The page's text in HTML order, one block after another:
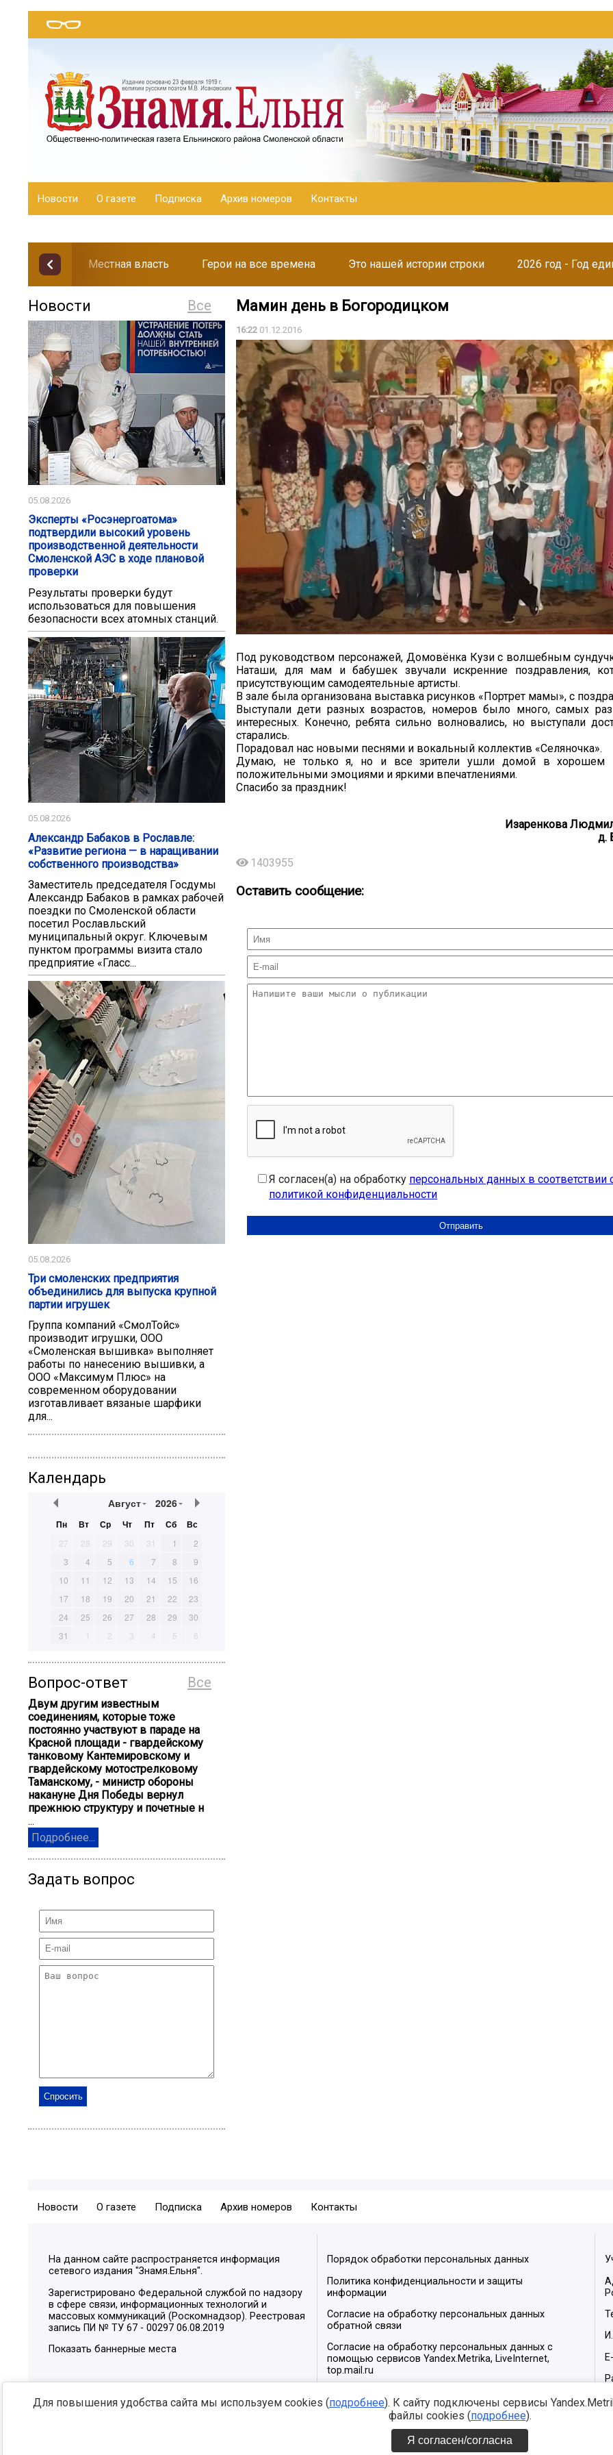
Новости О газете Подписка Архив номеров Контакты
Местная власть Герои на все времена Это нашей истории строки 2026 год - Год
Все
Новости
05.08.2026
Эксперты «Росэнергоатома»
подтвердили высокий уровень
производственной деятельности
Смоленской АЭС в ходе плановой
проверки
Результаты проверки будут
использоваться для повышения
безопасности всех атомных станций.
05.08.2026
Александр Бабаков в Рославле:
«Развитие региона — в наращивании
собственного производства»
Заместитель председателя Госдумы
Александр Бабаков в рамках рабочей
поездки по Смоленской области
посетил Рославльский
муниципальный округ. Ключевым
пунктом программы визита стало
предприятие «Гласс...
05.08.2026
Три смоленских предприятия
объединились для выпуска крупной
партии игрушек
Группа компаний «СмолТойс»
производит игрушки, ООО
«Смоленская вышивка» выполняет
работы по нанесению вышивки, а
ООО «Максимум Плюс» на
современном оборудовании
изготавливает вязаные шарфики
для...
Календарь
Август 2026
Пн Вт Ср Чт Пт Сб Вс
27 28 29 30 31 1
2
3
4 5 6 7 8
9
10
11 12 13 14 15
16
17
18 19 20 21 22
23
24
25 26 27 28 29
30
31
1 2 3 4 5 6
Все
Вопрос-ответ
Двум другим известным
соединениям, которые тоже
постоянно участвуют в параде на
Красной площади - гвардейскому
танковому Кантемировскому и
гвардейскому мотострелковому
Таманскому, - министр обороны
накануне Дня Победы вернул
прежнюю структуру и почетные н
...
Подробнее...
Задать вопрос
Мамин день в Богородицком
16:22 01.12.2016
Под руководством персонажей, Домовёнка Кузи с волшебным
Наташи, для мам и бабушек звучали искренние поздравления,
присутствующим самодеятельные артисты.
В зале была организована выставка рисунков «Портрет мамы», с
Выступали дети разных возрастов, номеров было много, самых
интересных. Конечно, ребята сильно волновались, но выступали
старались.
Порадовал нас новыми песнями и вокальный коллектив «Селяночка».
Думаю, не только я, но и все зрители ушли домой в хорошем
положительными эмоциями и яркими впечатлениями.
Спасибо за праздник!
Изаренкова
д.
1403955
Оставить сообщение:
Я согласен(а) на обработку персональных данных в соответствии
политикой конфиденциальности
Новости О газете Подписка Архив номеров Контакты
На данном сайте распространяется информация
сетевого издания "Знамя.Ельня".
Зарегистрировано Федеральной службой по надзору
в сфере связи, информационных технологий и
массовых коммуникаций (Роскомнадзор). Реестровая
запись ПИ № ТУ 67 - 00297 06.08.2019
Показать баннерные места
Порядок обработки персональных данных
Политика конфиденциальности и защиты
информации
Согласие на обработку персональных данных
обратной связи
Согласие на обработку персональных данных с
помощью сервисов Yandex.Metrika, LiveInternet,
top.mail.ru
Для повышения удобства сайта мы используем cookies (подробнее). К сайту подключены сервисы
файлы cookies (подробнее).
Я согласен/согласна